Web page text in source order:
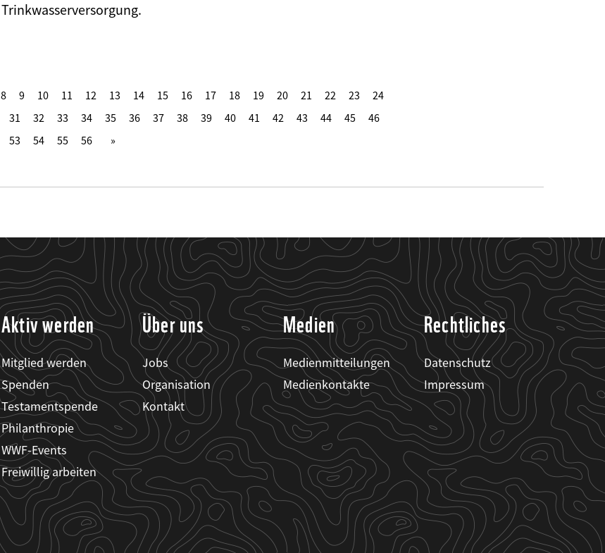
Trinkwasserversorgung.
8 9 10 11 12 13 14 15 16 17 18 19 20 21 22 23
24
31 32 33 34 35 36 37 38 39 40 41 42 43 44 45
46
53 54 55 56
Aktiv werden
Mitglied werden
Spenden
Testamentspende
Philanthropie
WWF-Events
Freiwillig arbeiten
Über uns
Jobs
Organisation
Kontakt
Medien
Medienmitteilungen
Medienkontakte
Rechtliches
Datenschutz
Impressum